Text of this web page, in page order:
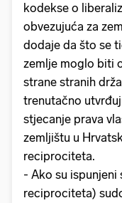
kodekse o
obvezujuća za
dodaje da što se
zemlje moglo biti
strane stranih
trenutačno
stjecanje prava
zemljištu u
reciprociteta.
- Ako su
reciprociteta)